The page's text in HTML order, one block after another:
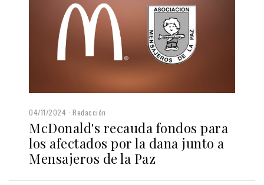
04/11/2024 Redacción
McDonald's recauda fondos para
los afectados por la dana junto a
Mensajeros de la Paz